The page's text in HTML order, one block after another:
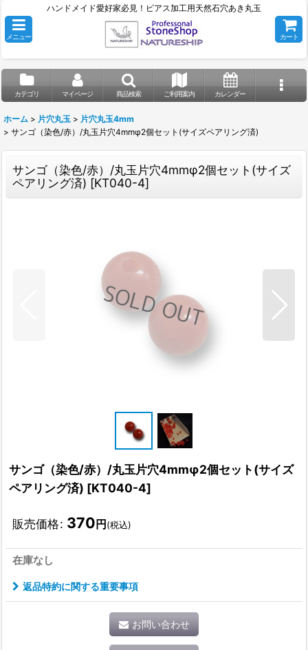
ハンドメイド愛好家必見！ピアス加工用天然石穴あき丸玉
メニュー カート
カテゴリ マイページ 商品検索 ご利用案内 カレンダー
ホーム > 片穴丸玉 > 片穴丸玉4mm
> サンゴ（染色/赤）/丸玉片穴4mmφ2個セット(サイズペアリング済)
サンゴ（染色/赤）/丸玉片穴4mmφ2個セット(サイズ
ペアリング済) [KT040-4]
サンゴ（染色/赤）/丸玉片穴4mmφ2個セット(サイズ
ペアリング済) [KT040-4]
販売価格: 370 円 (税込)
在庫なし
返品特約に関する重要事項
お問い合わせ